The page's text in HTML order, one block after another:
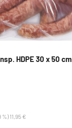
HDPE 30 x 50 cm
11,95 €